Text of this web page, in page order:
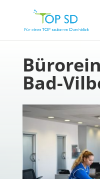
Bad-